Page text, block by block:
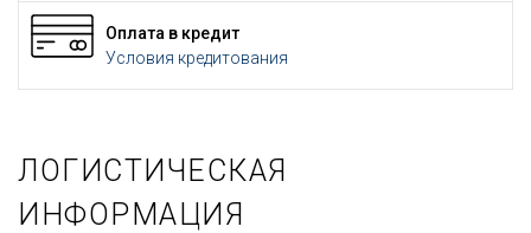
Оплата в кредит
Условия кредитования
ЛОГИСТИЧЕСКАЯ
ИНФОРМАЦИЯ